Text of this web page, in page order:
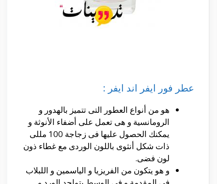
عطر فور ايفر اند ايفر :
هو من أنواع العطور التى تتميز بالهدور و
الرومانسية و هى تعمل على أضفاء الأنوثة و
يمكنك الحصول عليها فى زجاجة 100 مللى
ذات شكل أنثوى باللون الوردى مع غطاء ذون
لون فضى.
و هو يتكون من الفريزيا و الياسمين و اللبلاب